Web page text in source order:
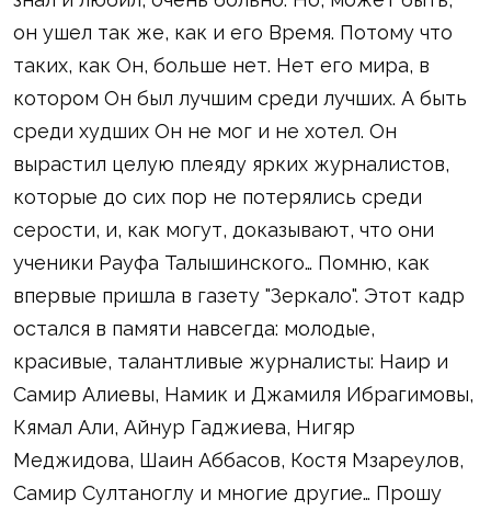
он ушел так же, как и его Время. Потому что
таких, как Он, больше нет. Нет его мира, в
котором Он был лучшим среди лучших. А быть
среди худших Он не мог и не хотел. Он
вырастил целую плеяду ярких журналистов,
которые до сих пор не потерялись среди
серости, и, как могут, доказывают, что они
ученики Рауфа Талышинского… Помню, как
впервые пришла в газету "Зеркало". Этот кадр
остался в памяти навсегда: молодые,
красивые, талантливые журналисты: Наир и
Самир Алиевы, Намик и Джамиля Ибрагимовы,
Кямал Али, Айнур Гаджиева, Нигяр
Меджидова, Шаин Аббасов, Костя Мзареулов,
Самир Султаноглу и многие другие… Прошу